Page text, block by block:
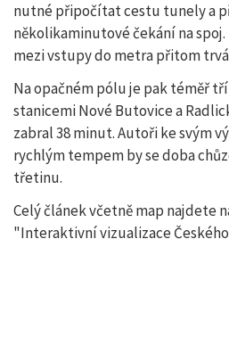
nutné připočítat cestu tunely a
několikaminutové čekání na
mezi vstupy do metra přitom
Na opačném pólu je pak téměř
stanicemi Nové Butovice a
zabral 38 minut. Autoři ke svým
rychlým tempem by se doba
třetinu.
Celý článek včetně map najdete
"Interaktivní vizualizace